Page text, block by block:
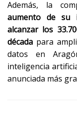
Además, la
aumento de su
alcanzar los
década para
datos en
inteligencia
anunciada más